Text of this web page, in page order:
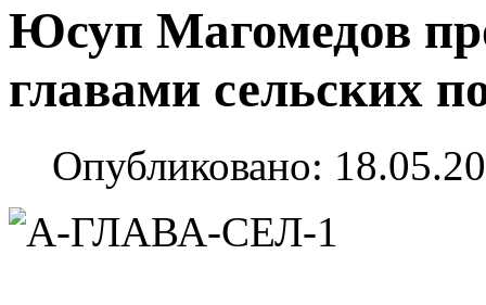
Юсуп Магомедов
главами сельских
Опубликовано: